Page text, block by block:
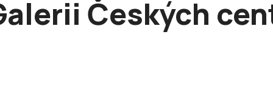
Českých